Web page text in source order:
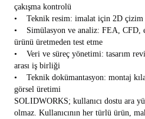
çakışma kontrolü
• Teknik resim: imalat için 2D çizim
• Simülasyon ve analiz: FEA, CFD,
ürünü üretmeden test etme
• Veri ve süreç yönetimi: tasarım
arası iş birliği
• Teknik dokümantasyon: montaj
görsel üretimi
SOLIDWORKS; kullanıcı dostu ara
olmaz. Kullanıcının her türlü ürün,